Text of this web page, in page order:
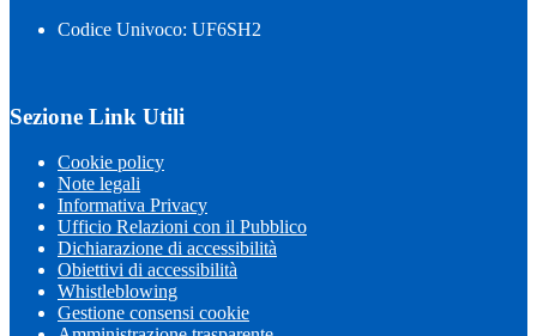
Codice Univoco: UF6SH2
Sezione Link Utili
Cookie policy
Note legali
Informativa Privacy
Ufficio Relazioni con il Pubblico
Dichiarazione di accessibilità
Obiettivi di accessibilità
Whistleblowing
Gestione consensi cookie